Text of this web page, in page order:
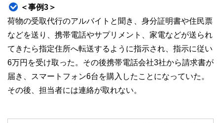
＜事例3＞
荷物の受取代行のアルバイトと聞き、身分証明書や住民票
などを送り、携帯電話やサプリメント、家電などが送られ
てきたら指定住所へ転送するように指示され、指示に従い
6万円を受け取った。その後携帯電話会社3社から請求書が
届き、スマートフォン6台を購入したことになっていた。
その後、担当者には連絡が取れない。